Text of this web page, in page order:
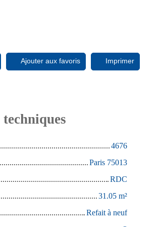
Ajouter aux favoris Imprimer
techniques
4676
Paris 75013
RDC
31.05 m²
Refait à neuf